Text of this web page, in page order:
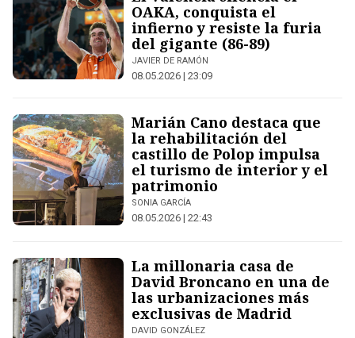
OAKA, conquista el
infierno y resiste la furia
del gigante (86-89)
JAVIER DE RAMÓN
08.05.2026 | 23:09
Marián Cano destaca que
la rehabilitación del
castillo de Polop impulsa
el turismo de interior y el
patrimonio
SONIA GARCÍA
08.05.2026 | 22:43
La millonaria casa de
David Broncano en una de
las urbanizaciones más
exclusivas de Madrid
DAVID GONZÁLEZ